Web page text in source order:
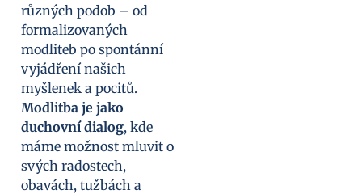
různých podob – od
formalizovaných
modliteb po spontánní
vyjádření našich
myšlenek a pocitů.
Modlitba je jako
duchovní dialog, kde
máme možnost mluvit o
svých radostech,
obavách, tužbách a